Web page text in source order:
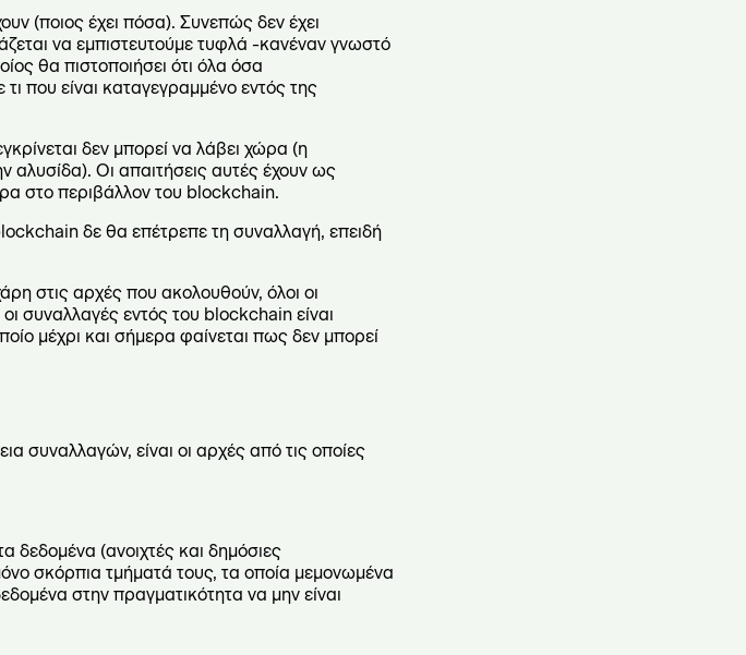
(ποιος έχει πόσα). Συνεπώς δεν έχει
να εμπιστευτούμε τυφλά -κανέναν γνωστό
θα πιστοποιήσει ότι όλα όσα
που είναι καταγεγραμμένο εντός της
δεν μπορεί να λάβει χώρα (η
αλυσίδα). Οι απαιτήσεις αυτές έχουν ως
στο περιβάλλον του blockchain.
δε θα επέτρεπε τη συναλλαγή, επειδή
στις αρχές που ακολουθούν, όλοι οι
συναλλαγές εντός του blockchain είναι
μέχρι και σήμερα φαίνεται πως δεν μπορεί
συναλλαγών, είναι οι αρχές από τις οποίες
(ανοιχτές και δημόσιες
σκόρπια τμήματά τους, τα οποία μεμονωμένα
στην πραγματικότητα να μην είναι